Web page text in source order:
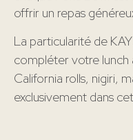
offrir un repas
La particularité de
compléter votre lunch
California rolls, nigiri,
exclusivement dans